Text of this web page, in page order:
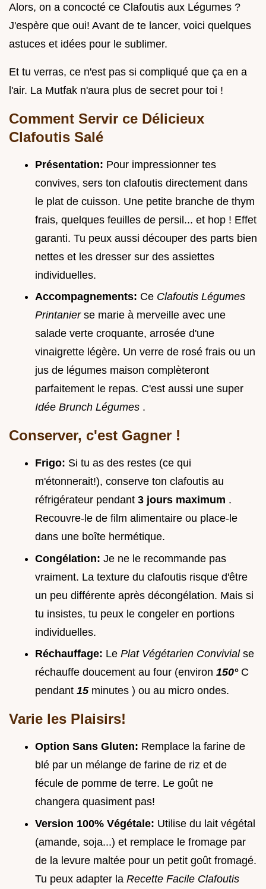
Alors, on a concocté ce Clafoutis aux Légumes ?
J'espère que oui! Avant de te lancer, voici quelques
astuces et idées pour le sublimer.
Et tu verras, ce n'est pas si compliqué que ça en a
l'air. La Mutfak n'aura plus de secret pour toi !
Comment Servir ce Délicieux
Clafoutis Salé
Présentation: Pour impressionner tes
convives, sers ton clafoutis directement dans
le plat de cuisson. Une petite branche de thym
frais, quelques feuilles de persil... et hop ! Effet
garanti. Tu peux aussi découper des parts bien
nettes et les dresser sur des assiettes
individuelles.
Accompagnements: Ce Clafoutis Légumes
Printanier se marie à merveille avec une
salade verte croquante, arrosée d'une
vinaigrette légère. Un verre de rosé frais ou un
jus de légumes maison complèteront
parfaitement le repas. C'est aussi une super
Idée Brunch Légumes .
Conserver, c'est Gagner !
Frigo: Si tu as des restes (ce qui
m'étonnerait!), conserve ton clafoutis au
réfrigérateur pendant 3 jours maximum .
Recouvre-le de film alimentaire ou place-le
dans une boîte hermétique.
Congélation: Je ne le recommande pas
vraiment. La texture du clafoutis risque d'être
un peu différente après décongélation. Mais si
tu insistes, tu peux le congeler en portions
individuelles.
Réchauffage: Le Plat Végétarien Convivial se
réchauffe doucement au four (environ 150° C
pendant 15 minutes ) ou au micro ondes.
Varie les Plaisirs!
Option Sans Gluten: Remplace la farine de
blé par un mélange de farine de riz et de
fécule de pomme de terre. Le goût ne
changera quasiment pas!
Version 100% Végétale: Utilise du lait végétal
(amande, soja...) et remplace le fromage par
de la levure maltée pour un petit goût fromagé.
Tu peux adapter la Recette Facile Clafoutis